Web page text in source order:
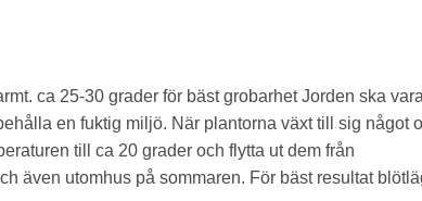
ca 25-30 grader för bäst grobarhet Jorden ska
en fuktig miljö. När plantorna växt till sig något
till ca 20 grader och flytta ut dem från
även utomhus på sommaren. För bäst resultat